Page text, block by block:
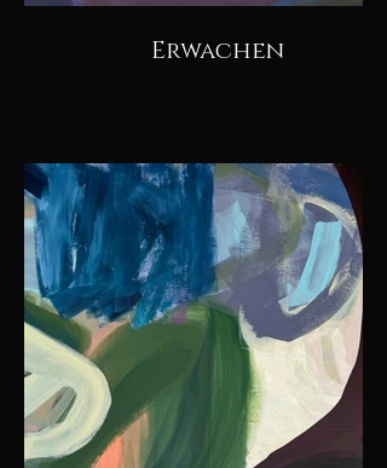
Erwachen